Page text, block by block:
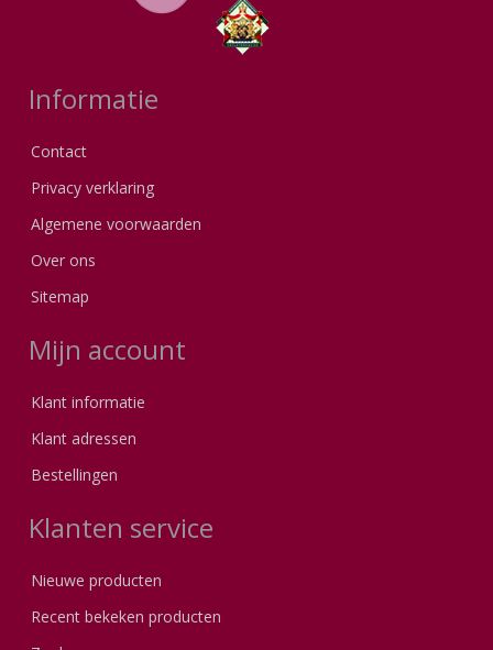
Informatie
Contact
Privacy verklaring
Algemene voorwaarden
Over ons
Sitemap
Mijn account
Klant informatie
Klant adressen
Bestellingen
Klanten service
Nieuwe producten
Recent bekeken producten